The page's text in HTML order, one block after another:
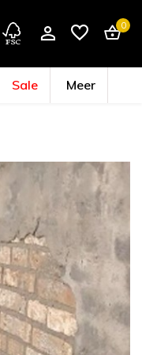
Account aanmaken
0
Sale Meer